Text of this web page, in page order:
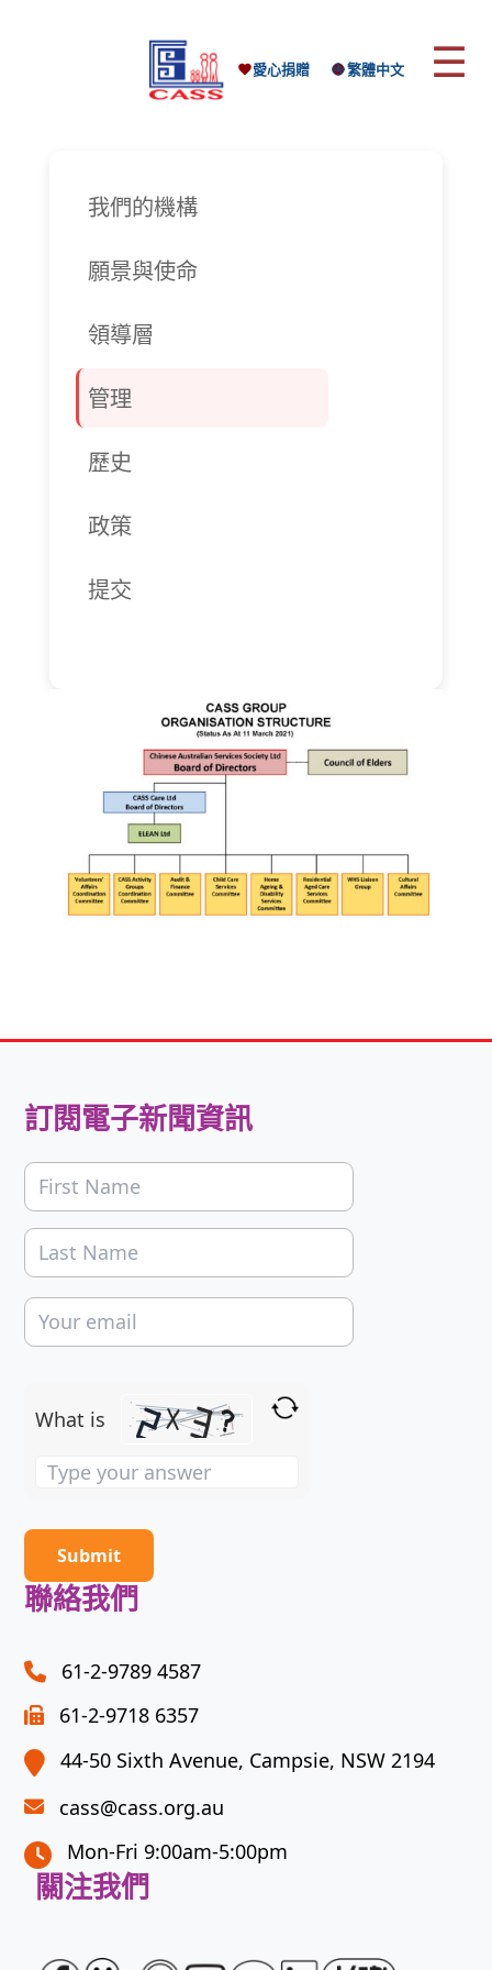
愛心捐贈 繁體中文 ☰
我們的機構
願景與使命
領導層
管理
歷史
政策
提交
訂閱電子新聞資訊
What is
the
problem
shown
in
image
continue.
聯絡我們
61-2-9789 4587
61-2-9718 6357
44-50 Sixth Avenue, Campsie, NSW 2194
cass@cass.org.au
Mon-Fri 9:00am-5:00pm
關注我們